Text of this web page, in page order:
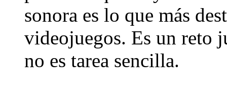
sonora es lo que más
videojuegos. Es un reto
no es tarea sencilla.